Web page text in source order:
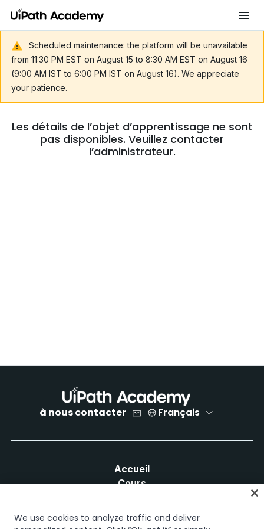
Scheduled maintenance: the platform will be unavailable
from 11:30 PM EST on August 15 to 8:30 AM EST on August 16
(9:00 AM IST to 6:00 PM IST on August 16). We appreciate
your patience.
Les détails de l’objet d’apprentissage ne sont
pas disponibles. Veuillez contacter
l’administrateur.
à nous contacter Français
Accueil
Cours
Parcours professionnels
Certifications
We use cookies to analyze traffic and deliver